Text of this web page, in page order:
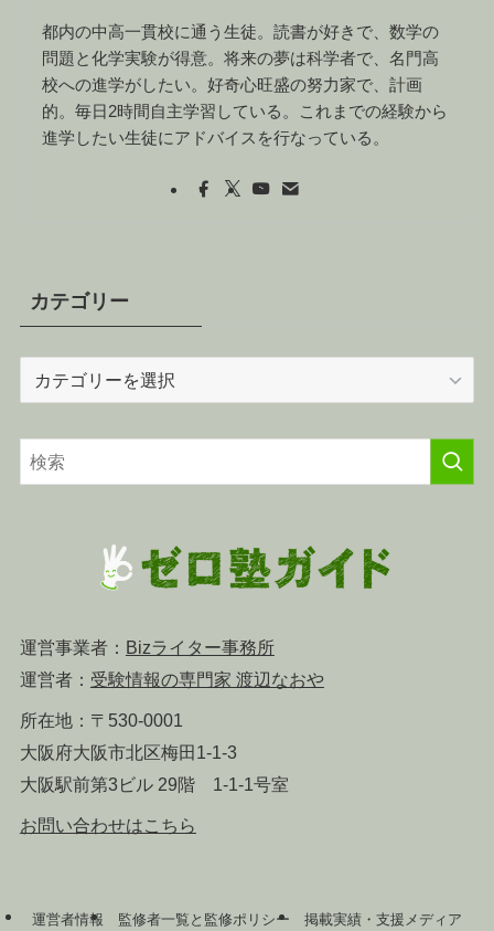
都内の中高一貫校に通う生徒。読書が好きで、数学の
問題と化学実験が得意。将来の夢は科学者で、名門高
校への進学がしたい。好奇心旺盛の努力家で、計画
的。毎日2時間自主学習している。これまでの経験から
進学したい生徒にアドバイスを行なっている。
カテゴリー
リ
ー
運営事業者： Bizライター事務所
運営者： 受験情報の専門家 渡辺なおや
所在地：〒530-0001
大阪府大阪市北区梅田1-1-3
大阪駅前第3ビル 29階 1-1-1号室
お問い合わせはこちら
運営者情報 監修者一覧と監修ポリシー 掲載実績・支援メディア